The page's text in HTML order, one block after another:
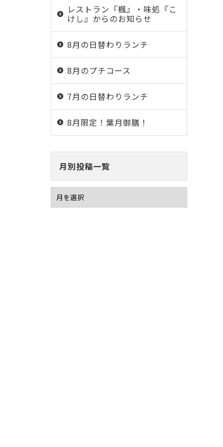
レストラン『楓』・味処『こ
けし』からのお知らせ
8月の日替わりランチ
8月のプチコース
7月の日替わりランチ
8月限定！葉月御膳！
月別投稿一覧